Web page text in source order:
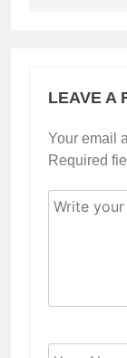
LEAVE A
Your email
Required